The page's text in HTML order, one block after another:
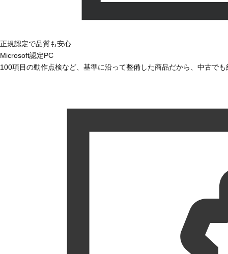
正規認定で品質も安心
Microsoft認定PC
100項目の動作点検など、基準に沿って整備した商品だから、中古で